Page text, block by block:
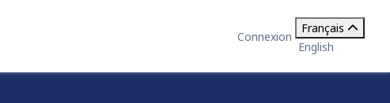
Connexion
Français
English